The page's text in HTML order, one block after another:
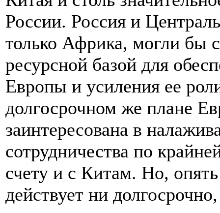
России. Россия и
только Африка, могли бы
ресурсной базой для
Европы и усиления ее
долгосрочном же плане
заинтересована в
сотрудничества по
счету и с Китам. Но,
действует ни